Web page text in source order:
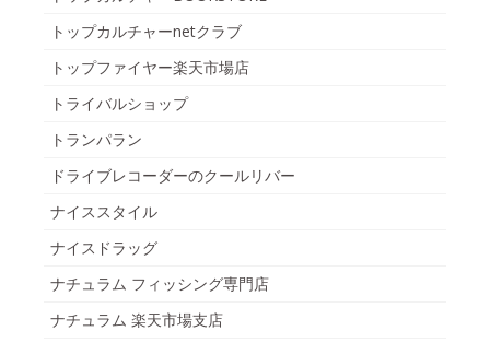
トップカルチャーnetクラブ
トップファイヤー楽天市場店
トライバルショップ
トランパラン
ドライブレコーダーのクールリバー
ナイススタイル
ナイスドラッグ
ナチュラム フィッシング専門店
ナチュラム 楽天市場支店